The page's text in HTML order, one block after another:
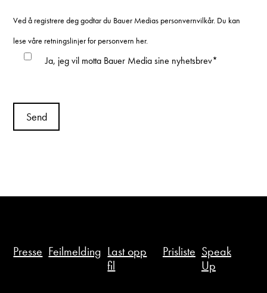
Ved å registrere deg godtar du Bauer Medias personvernvilkår. Du kan
lese våre retningslinjer for personvern her.
Ja, jeg vil motta Bauer Media sine nyhetsbrev*
Presse Feilmelding Last opp
fil
Prisliste Speak
Up